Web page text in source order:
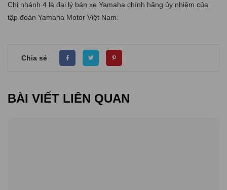
Chi nhánh 4 là đại lý bán xe Yamaha chính hãng ủy nhiệm của
tập đoàn Yamaha Motor Việt Nam.
Chia sẻ
BÀI VIẾT LIÊN QUAN